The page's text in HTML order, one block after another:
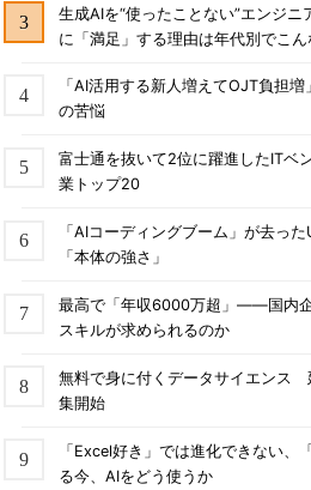
生成AIを“使ったことない”エンジ
に「満足」する理由は年代別でこ
「AI活用する新人増えてOJT負担
の苦悩
富士通を抜いて2位に躍進したIT
業トップ20
「AIコーディングブーム」が去っ
「本体の強さ」
最高で「年収6000万超」――国内
スキルが求められるのか
無料で身に付くデータサイエンス
集開始
「Excel好き」では進化できない
る今、AIをどう使うか